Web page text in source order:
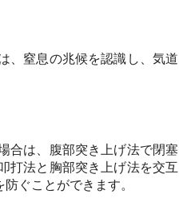
、窒息の兆候を認識し、気道
合は、腹部突き上げ法で閉塞
打法と胸部突き上げ法を交互
ぐことができます。